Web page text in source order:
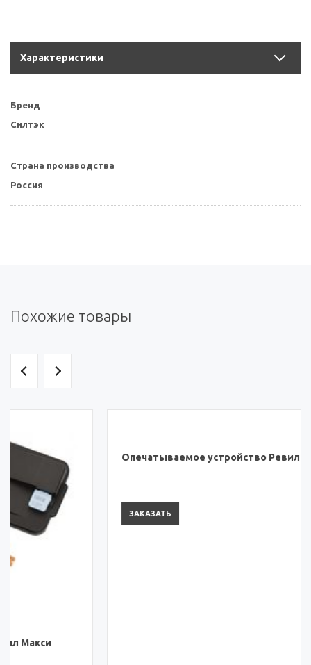
Характеристики
Бренд
Силтэк
Страна производства
Россия
Похожие товары
Опечатываемое устройство Ревиласил-М